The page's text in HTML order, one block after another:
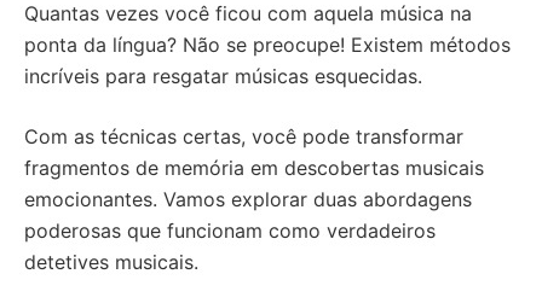
Quantas vezes você ficou com aquela música na
ponta da língua? Não se preocupe! Existem métodos
incríveis para resgatar músicas esquecidas.
Com as técnicas certas, você pode transformar
fragmentos de memória em descobertas musicais
emocionantes. Vamos explorar duas abordagens
poderosas que funcionam como verdadeiros
detetives musicais.